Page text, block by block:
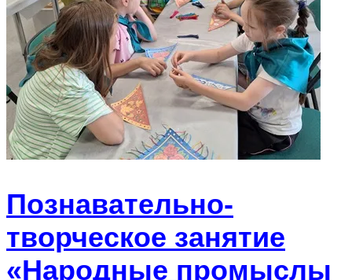
Познавательно-
творческое занятие
«Народные промыслы